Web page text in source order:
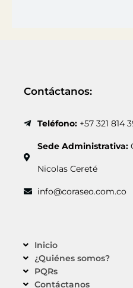
Contáctanos:
Teléfono:+57 321 814
Sede Administrativa:
Nicolas Cereté
info@coraseo.com.co
Inicio
¿Quiénes somos?
PQRs
Contáctanos